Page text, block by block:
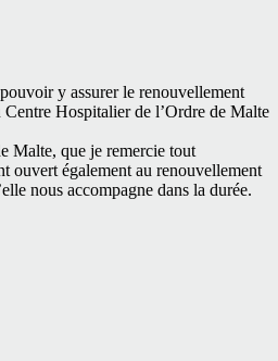
y assurer le renouvellement
Centre Hospitalier de l’Ordre de Malte
Malte, que je remercie tout
ouvert également au renouvellement
nous accompagne dans la durée.